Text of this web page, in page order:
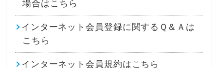
場合はこちら
インターネット会員登録に関するＱ＆Ａは
こちら
インターネット会員規約はこちら